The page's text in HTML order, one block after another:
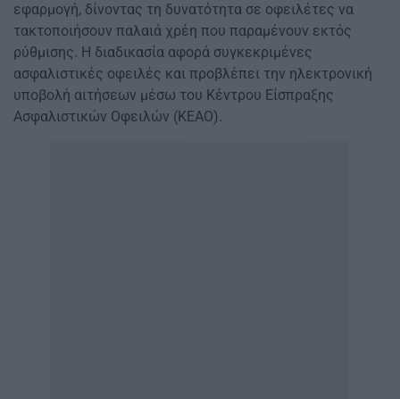
εφαρμογή, δίνοντας τη δυνατότητα σε οφειλέτες να
τακτοποιήσουν παλαιά χρέη που παραμένουν εκτός
ρύθμισης. Η διαδικασία αφορά συγκεκριμένες
ασφαλιστικές οφειλές και προβλέπει την ηλεκτρονική
υποβολή αιτήσεων μέσω του Κέντρου Είσπραξης
Ασφαλιστικών Οφειλών (ΚΕΑΟ).